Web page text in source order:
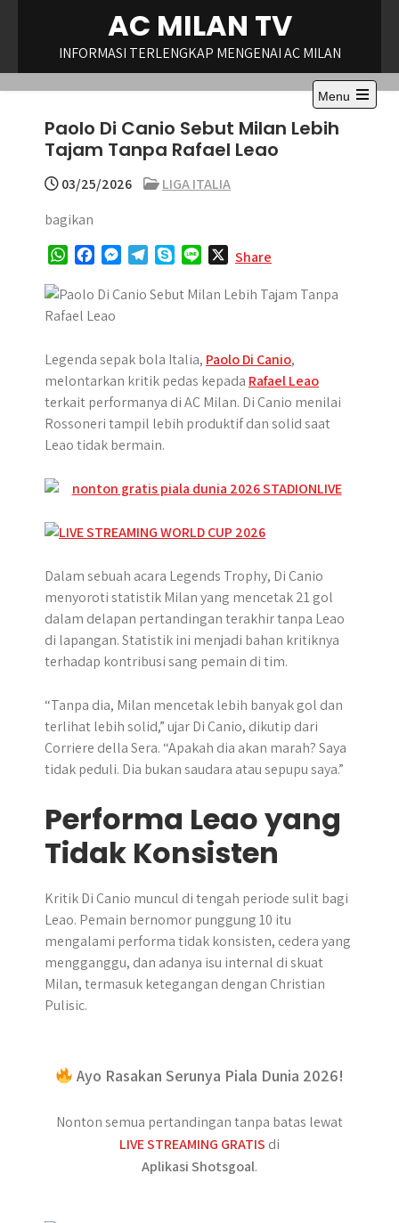
AC MILAN TV
INFORMASI TERLENGKAP MENGENAI AC MILAN
Menu
Open
Paolo Di Canio Sebut Milan Lebih
Tajam Tanpa Rafael Leao
03/25/2026
LIGA ITALIA
bagikan
W
a
t
p
c
e
k
s
g
e
r
l
a
m
y
n
Share
Legenda sepak bola Italia, Paolo Di Canio,
melontarkan kritik pedas kepada Rafael Leao
terkait performanya di AC Milan. Di Canio menilai
Rossoneri tampil lebih produktif dan solid saat
Leao tidak bermain.
Dalam sebuah acara Legends Trophy, Di Canio
menyoroti statistik Milan yang mencetak 21 gol
dalam delapan pertandingan terakhir tanpa Leao
di lapangan. Statistik ini menjadi bahan kritiknya
terhadap kontribusi sang pemain di tim.
“Tanpa dia, Milan mencetak lebih banyak gol dan
terlihat lebih solid,” ujar Di Canio, dikutip dari
Corriere della Sera. “Apakah dia akan marah? Saya
tidak peduli. Dia bukan saudara atau sepupu saya.”
Performa Leao yang
Tidak Konsisten
Kritik Di Canio muncul di tengah periode sulit bagi
Leao. Pemain bernomor punggung 10 itu
mengalami performa tidak konsisten, cedera yang
mengganggu, dan adanya isu internal di skuat
Milan, termasuk ketegangan dengan Christian
Pulisic.
Ayo Rasakan Serunya Piala Dunia 2026!
Nonton semua pertandingan tanpa batas lewat
LIVE STREAMING GRATIS di
Aplikasi Shotsgoal.